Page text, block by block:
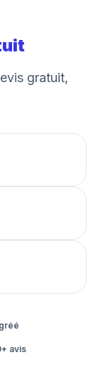
gratuit,
avis